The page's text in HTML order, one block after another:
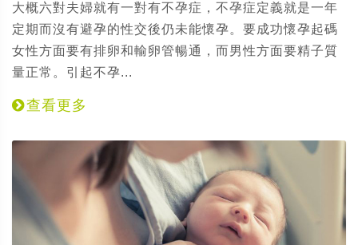
大概六對夫婦就有一對有不孕症，不孕症定義就是一年
定期而沒有避孕的性交後仍未能懷孕。要成功懷孕起碼
女性方面要有排卵和輸卵管暢通，而男性方面要精子質
量正常。引起不孕...
查看更多